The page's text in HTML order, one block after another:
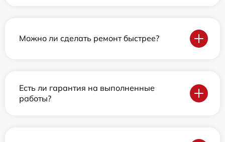
Можно ли сделать ремонт быстрее?
Есть ли гарантия на выполненные
работы?